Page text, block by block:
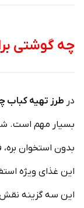
چه گوشتی
در طرز تهیه کباب
بدون استخوان
این غذای ویژه
این سه گزینه نقش